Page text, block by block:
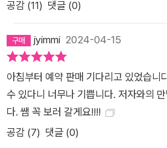
드 팁’ 5가지도 반드시 확인해야 할 중요
적인 연습 팁들이 바로 실천할 수 있는
제공된다. 특히 혼자 영어 공부를 하는
정 동안 꾸준함을 잃지 않게 도와주는
것이다.
공감 (11) 댓글 (0)
jyimmi 2024-04-15
아침부터 예약 판매 기다리고 있었습니
수 있다니 너무나 기쁩니다. 저자와의
다. 쌤 꼭 보러 갈게요!!!!
공감 (7) 댓글 (0)